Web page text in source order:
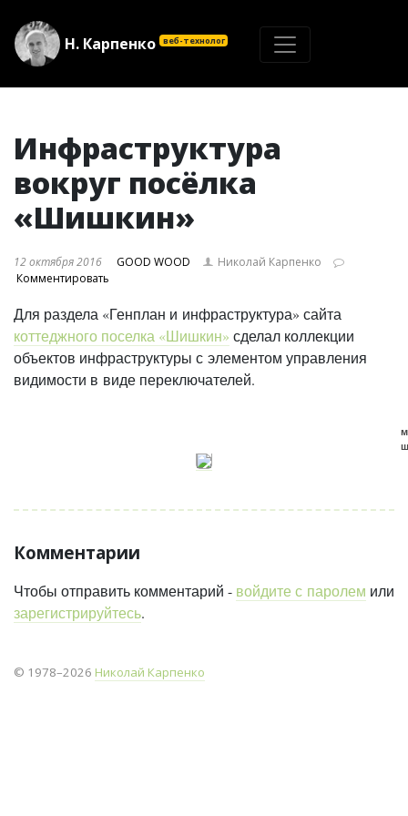
Н. Карпенко веб-технолог
Инфраструктура
вокруг посёлка
«Шишкин»
12 октября 2016 GOOD WOOD
Николай Карпенко
Комментировать
Для раздела «Генплан и инфраструктура» сайта
коттеджного поселка «Шишкин» сделал коллекции
объектов инфраструктуры с элементом управления
видимости в виде переключателей.
Комментарии
Чтобы отправить комментарий - войдите с паролем или
зарегистрируйтесь.
© 1978–2026 Николай Карпенко